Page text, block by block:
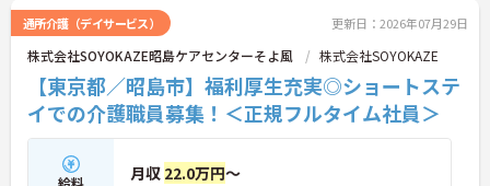
や施設運営への貢献度を評価する特別報酬制度によ
り、頑張りがしっかりと収入に還元される環境で
す。65歳定年制や70歳までの再雇用制度、退職金制
度などの福利厚生も手厚く備わっており、ライフス
テージの変化に合わせて長期的なキャリアを築きた
い方にぜひおすすめしたい求人です。
★おすすめPOINT★
【大手法人の安定基盤と、個性を尊重する社風が両
通所介護（デイサービス） 更新日：2026年07月29日
株式会社SOYOKAZE昭島ケアセンターそよ風 株式会社SOYOKAZE
【東京都／昭島市】福利厚生充実◎ショートステ
イでの介護職員募集！＜正規フルタイム社員＞
月収 22.0万円～